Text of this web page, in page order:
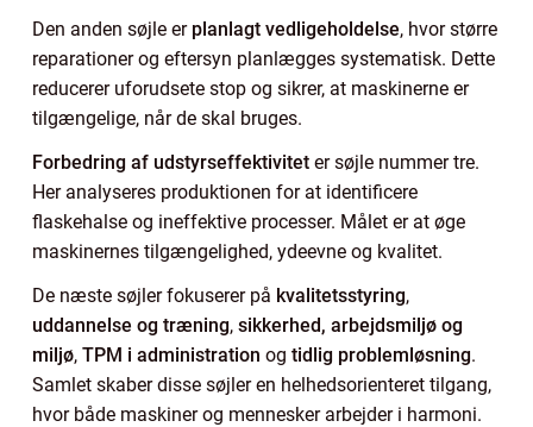
Den anden søjle er planlagt vedligeholdelse, hvor større
reparationer og eftersyn planlægges systematisk. Dette
reducerer uforudsete stop og sikrer, at maskinerne er
tilgængelige, når de skal bruges.
Forbedring af udstyrseffektivitet er søjle nummer tre.
Her analyseres produktionen for at identificere
flaskehalse og ineffektive processer. Målet er at øge
maskinernes tilgængelighed, ydeevne og kvalitet.
De næste søjler fokuserer på kvalitetsstyring,
uddannelse og træning, sikkerhed, arbejdsmiljø og
miljø, TPM i administration og tidlig problemløsning.
Samlet skaber disse søjler en helhedsorienteret tilgang,
hvor både maskiner og mennesker arbejder i harmoni.